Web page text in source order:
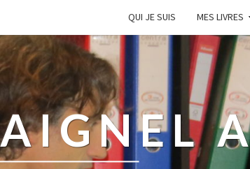
QUI JE SUIS MES LIVRES